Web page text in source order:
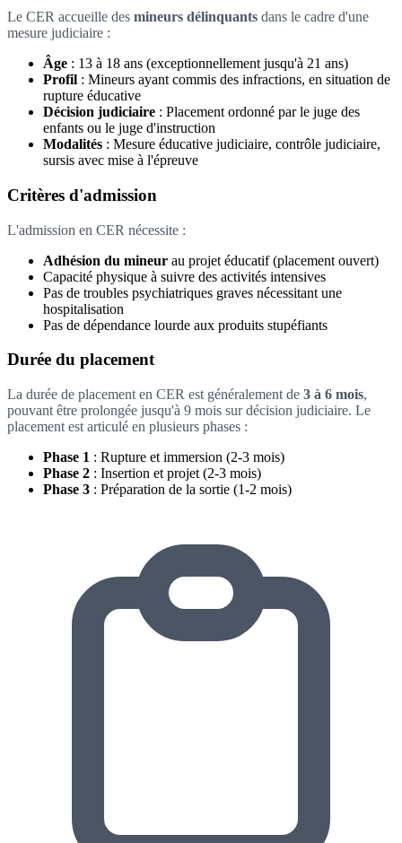
Le CER accueille des mineurs délinquants dans le cadre d'une
mesure judiciaire :
Âge : 13 à 18 ans (exceptionnellement jusqu'à 21 ans)
Profil : Mineurs ayant commis des infractions, en situation de
rupture éducative
Décision judiciaire : Placement ordonné par le juge des
enfants ou le juge d'instruction
Modalités : Mesure éducative judiciaire, contrôle judiciaire,
sursis avec mise à l'épreuve
Critères d'admission
L'admission en CER nécessite :
Adhésion du mineur au projet éducatif (placement ouvert)
Capacité physique à suivre des activités intensives
Pas de troubles psychiatriques graves nécessitant une
hospitalisation
Pas de dépendance lourde aux produits stupéfiants
Durée du placement
La durée de placement en CER est généralement de 3 à 6 mois,
pouvant être prolongée jusqu'à 9 mois sur décision judiciaire. Le
placement est articulé en plusieurs phases :
Phase 1 : Rupture et immersion (2-3 mois)
Phase 2 : Insertion et projet (2-3 mois)
Phase 3 : Préparation de la sortie (1-2 mois)